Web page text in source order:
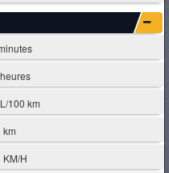
100 km
km
KM/H